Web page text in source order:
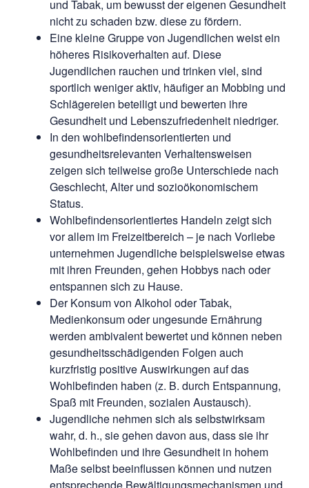
und Tabak, um bewusst der eigenen Gesundheit
nicht zu schaden bzw. diese zu fördern.
Eine kleine Gruppe von Jugendlichen weist ein
höheres Risikoverhalten auf. Diese
Jugendlichen rauchen und trinken viel, sind
sportlich weniger aktiv, häufiger an Mobbing und
Schlägereien beteiligt und bewerten ihre
Gesundheit und Lebenszufriedenheit niedriger.
In den wohlbefindensorientierten und
gesundheitsrelevanten Verhaltensweisen
zeigen sich teilweise große Unterschiede nach
Geschlecht, Alter und sozioökonomischem
Status.
Wohlbefindensorientiertes Handeln zeigt sich
vor allem im Freizeitbereich – je nach Vorliebe
unternehmen Jugendliche beispielsweise etwas
mit ihren Freunden, gehen Hobbys nach oder
entspannen sich zu Hause.
Der Konsum von Alkohol oder Tabak,
Medienkonsum oder ungesunde Ernährung
werden ambivalent bewertet und können neben
gesundheitsschädigenden Folgen auch
kurzfristig positive Auswirkungen auf das
Wohlbefinden haben (z. B. durch Entspannung,
Spaß mit Freunden, sozialen Austausch).
Jugendliche nehmen sich als selbstwirksam
wahr, d. h., sie gehen davon aus, dass sie ihr
Wohlbefinden und ihre Gesundheit in hohem
Maße selbst beeinflussen können und nutzen
entsprechende Bewältigungsmechanismen und